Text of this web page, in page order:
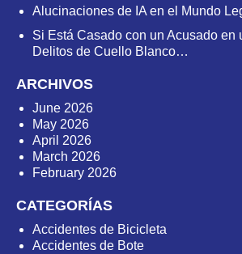
Alucinaciones de IA en el Mundo
Si Está Casado con un Acusado en
Delitos de Cuello Blanco…
ARCHIVOS
June 2026
May 2026
April 2026
March 2026
February 2026
CATEGORÍAS
Accidentes de Bicicleta
Accidentes de Bote